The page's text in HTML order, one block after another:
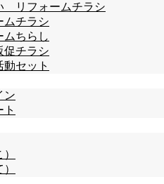
リフォームチラシ
ムチラシ
ムちらし
促チラシ
セット
ン